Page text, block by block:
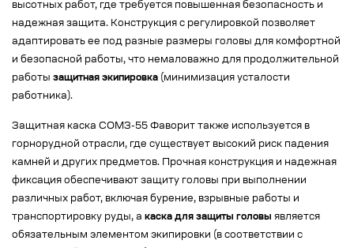
высотных работ, где требуется повышенная безопасность и
надежная защита. Конструкция с регулировкой позволяет
адаптировать ее под разные размеры головы для комфортной
и безопасной работы, что немаловажно для продолжительной
работы защитная экипировка (минимизация усталости
работника).
Защитная каска СОМЗ-55 Фаворит также используется в
горнорудной отрасли, где существует высокий риск падения
камней и других предметов. Прочная конструкция и надежная
фиксация обеспечивают защиту головы при выполнении
различных работ, включая бурение, взрывные работы и
транспортировку руды, а каска для защиты головы является
обязательным элементом экипировки (в соответствии с